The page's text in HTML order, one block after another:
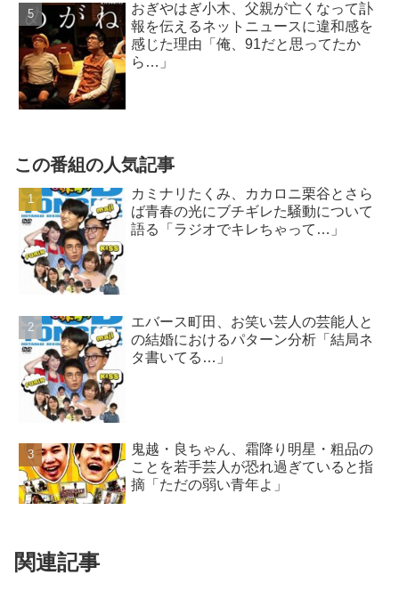
おぎやはぎ小木、父親が亡くなって訃
報を伝えるネットニュースに違和感を
感じた理由「俺、91だと思ってたか
ら…」
この番組の人気記事
カミナリたくみ、カカロニ栗谷とさら
ば青春の光にブチギレた騒動について
語る「ラジオでキレちゃって…」
エバース町田、お笑い芸人の芸能人と
の結婚におけるパターン分析「結局ネ
タ書いてる…」
鬼越・良ちゃん、霜降り明星・粗品の
ことを若手芸人が恐れ過ぎていると指
摘「ただの弱い青年よ」
関連記事